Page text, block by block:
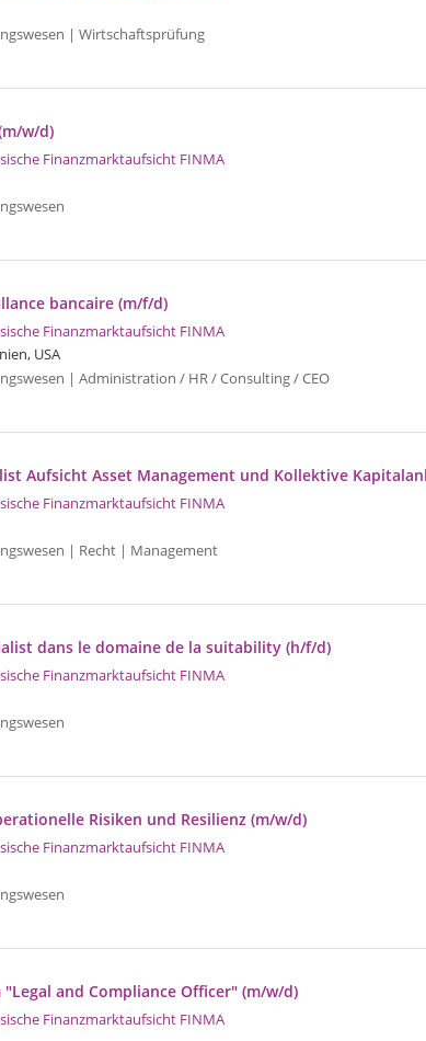
| Wirtschaftsprüfung
w/d)
Finanzmarktaufsicht FINMA
bancaire (m/f/d)
Finanzmarktaufsicht FINMA
USA
| Administration / HR / Consulting / CEO
Aufsicht Asset Management und Kollektive
Finanzmarktaufsicht FINMA
| Recht | Management
dans le domaine de la suitability (h/f/d)
Finanzmarktaufsicht FINMA
Risiken und Resilienz (m/w/d)
Finanzmarktaufsicht FINMA
and Compliance Officer" (m/w/d)
Finanzmarktaufsicht FINMA